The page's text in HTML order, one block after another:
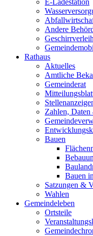
E-Ladestation
Andere
Geschirrverleih
Rathaus
Aktuelles
Amtliche
Gemeinderat
Zahlen, Daten
Bauen
Bauen
Satzungen &
Wahlen
Gemeindeleben
Ortsteile